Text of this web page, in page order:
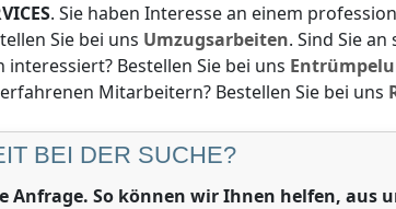
. Sie haben Interesse an einem
Sie bei uns Umzugsarbeiten. Sind Sie
Bestellen Sie bei uns
Mitarbeitern? Bestellen Sie bei uns
BEI DER SUCHE?
Anfrage. So können wir Ihnen helfen, aus